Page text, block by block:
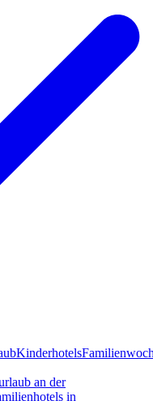
Kinderhotels
an der
in